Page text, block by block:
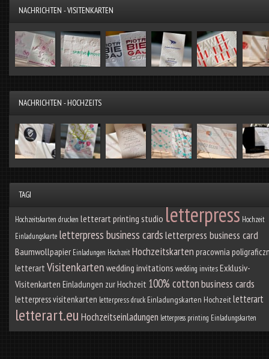
NACHRICHTEN - VISITENKARTEN
NACHRICHTEN - HOCHZEITS
TAGI
Hochzeitskarten drucken letterart printing studio letterpress Hochzeit
Einladungskarte letterpress business cardsletterpress business card
Baumwollpapier Einladungen HochzeitHochzeitskarten pracownia
letterart Visitenkarten wedding invitations wedding invitesExklusiv-
Visitenkarten Einladungen zur Hochzeit 100% cottonbusiness cards
letterpress visitenkarten letterpress druck Einladungskarten Hochzeitletterart
letterart.eu Hochzeitseinladungen letterpress printing Einladungskarten